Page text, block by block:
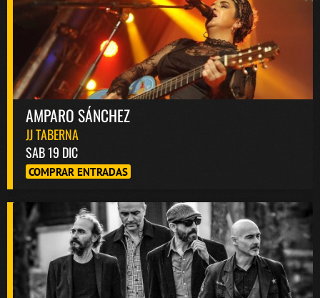
AMPARO SÁNCHEZ
JJ TABERNA
SAB 19 DIC
COMPRAR ENTRADAS